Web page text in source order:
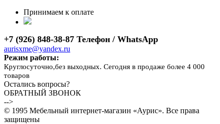
Принимаем к оплате
+7 (926) 848-38-87 Телефон / WhatsApp
aurisxme@yandex.ru
Режим работы:
Круглосуточно,без выходных. Сегодня в продаже более 4 000
товаров
Остались вопросы?
ОБРАТНЫЙ ЗВОНОК
-->
© 1995 Мебельный интернет-магазин «Аурис». Все права
защищены